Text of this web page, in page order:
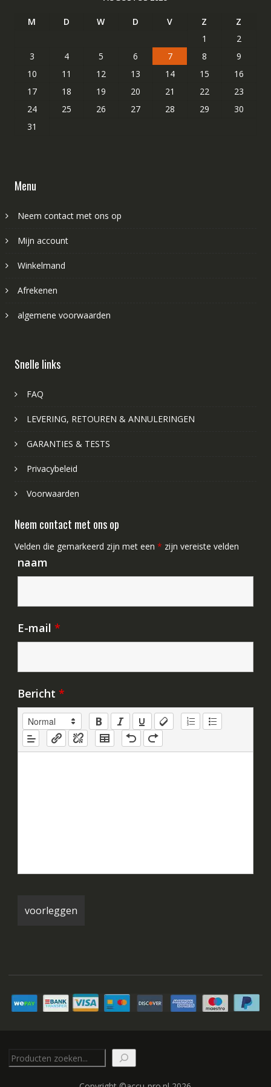
M D W D V Z
Z
1
2
3
4 5 6 7 8
9
10
11 12 13 14 15
16
17
18 19 20 21 22
23
24
25 26 27 28 29
30
31
Menu
Neem contact met ons op
Mijn account
Winkelmand
Afrekenen
algemene voorwaarden
Snelle links
FAQ
LEVERING, RETOUREN & ANNULERINGEN
GARANTIES & TESTS
Privacybeleid
Voorwaarden
Neem contact met ons op
Velden die gemarkeerd zijn met een * zijn vereiste velden
naam
E-mail *
Bericht *